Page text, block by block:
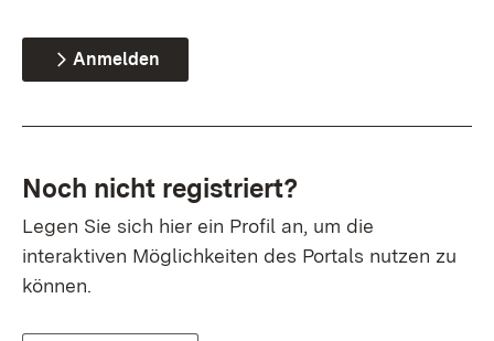
Anmelden
Noch nicht registriert?
Legen Sie sich hier ein Profil an, um die
interaktiven Möglichkeiten des Portals nutzen zu
können.